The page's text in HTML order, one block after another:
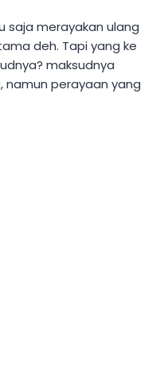
saja merayakan ulang
deh. Tapi yang ke
maksudnya
namun perayaan yang